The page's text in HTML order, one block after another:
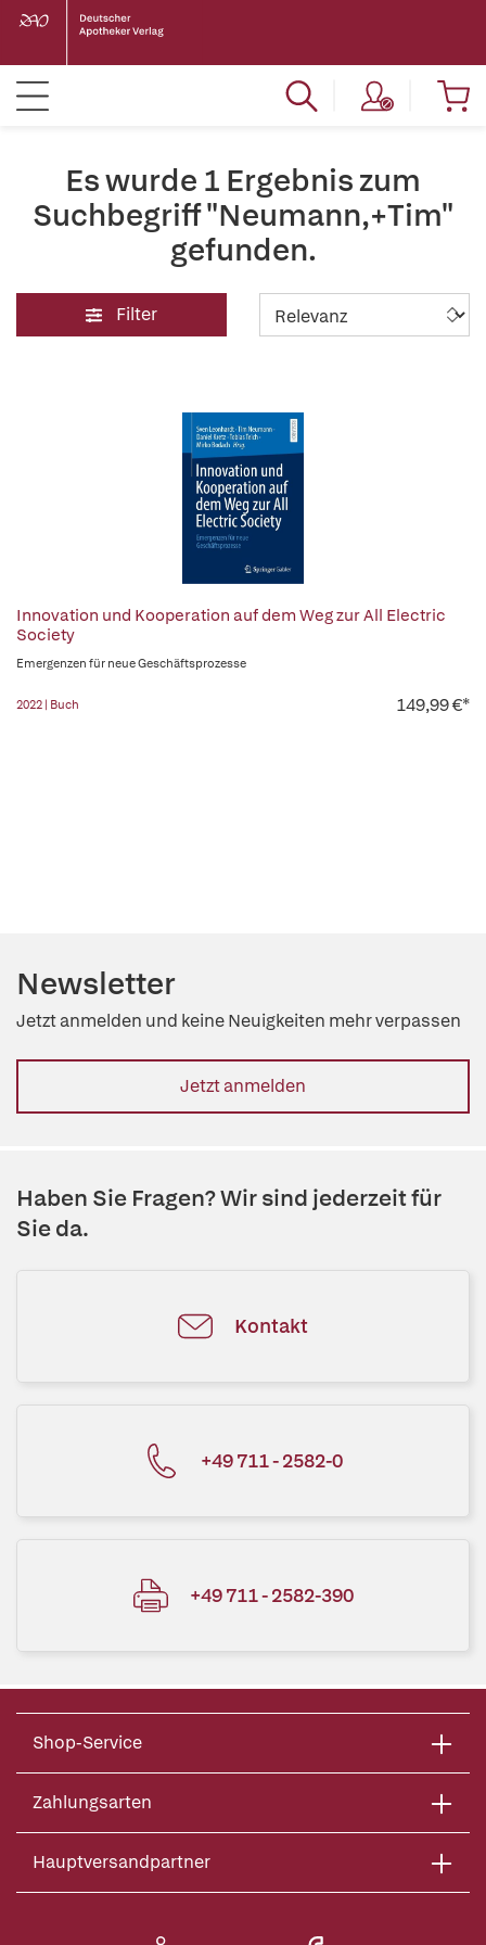
Es wurde 1 Ergebnis zum
Suchbegriff "Neumann,+Tim"
gefunden.
Filter
Innovation und Kooperation auf dem Weg zur All Electric
Society
Emergenzen für neue Geschäftsprozesse
2022 | Buch 149,99 €*
Newsletter
Jetzt anmelden und keine Neuigkeiten mehr verpassen
Jetzt anmelden
Haben Sie Fragen? Wir sind jederzeit für
Sie da.
Kontakt
+49 711 - 2582-0
+49 711 - 2582-390
Shop-Service
Zahlungsarten
Hauptversandpartner